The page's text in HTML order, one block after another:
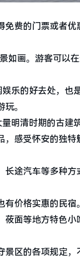
费的门票或者优
如画。游客可以
乐的好去处，
。
明清时期的古
感受怀安的独特
途汽车等多种
价格实惠的民
面等地方特色
区的各项规定